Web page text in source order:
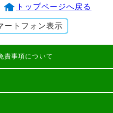
トップページへ戻る
ートフォン表示
責事項について